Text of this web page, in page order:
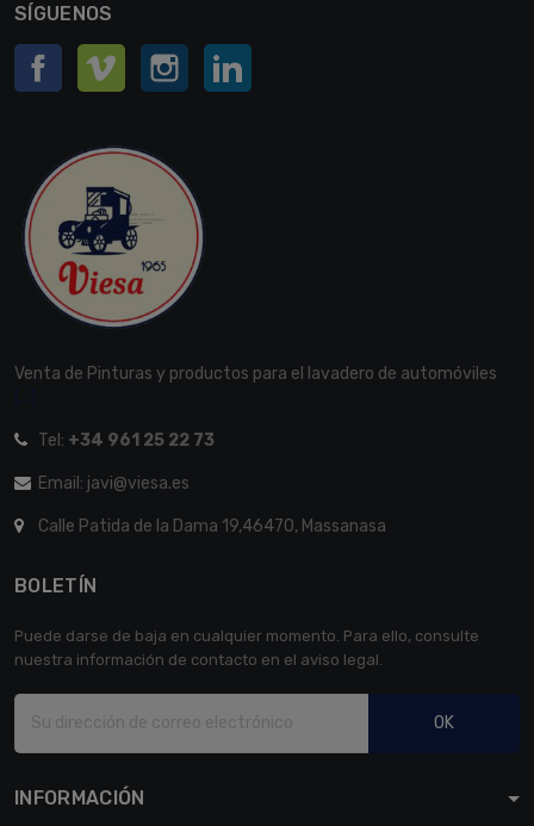
SÍGUENOS
Facebook Vimeo Instagram
Venta de Pinturas y productos para el lavadero de automóviles
Tel: +34 961 25 22 73
Email: javi@viesa.es
Calle Patida de la Dama 19,46470, Massanasa
BOLETÍN
Puede darse de baja en cualquier momento. Para ello, consulte
nuestra información de contacto en el aviso legal.
OK
INFORMACIÓN